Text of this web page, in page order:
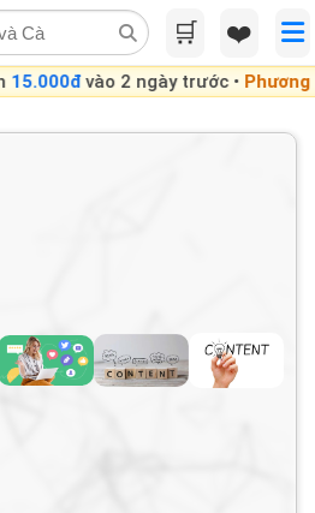
🛒 ❤️
vào 2 ngày trước •Phương ***đã